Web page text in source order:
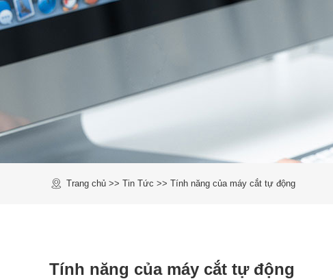
Trang chủ >> Tin Tức >> Tính năng của máy cắt tự động
Tính năng của máy cắt tự động